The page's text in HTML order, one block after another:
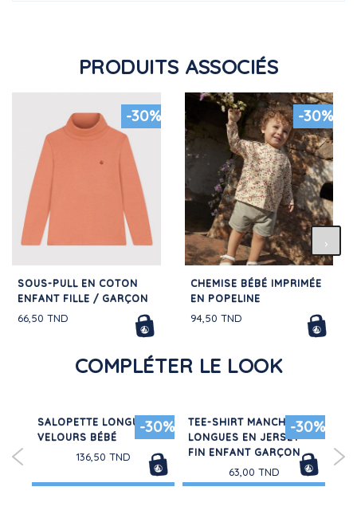
PRODUITS ASSOCIÉS
-30%
SOUS-PULL EN COTON
ENFANT FILLE / GARÇON
66,50 TND
-30%
CHEMISE BÉBÉ IMPRIMÉE
EN POPELINE
94,50 TND
COMPLÉTER LE LOOK
-30%
SALOPETTE LONGUE EN
VELOURS BÉBÉ
136,50 TND
-30%
TEE-SHIRT MANCHES
LONGUES EN JERSEY
FIN ENFANT GARÇON
63,00 TND